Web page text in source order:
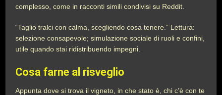
complesso, come in racconti simili condivisi su Reddit.
“Taglio tralci con calma, scegliendo cosa tenere.” Lettura:
selezione consapevole; simulazione sociale di ruoli e confini,
utile quando stai ridistribuendo impegni.
Cosa farne al risveglio
Appunta dove si trova il vigneto, in che stato è, chi c’è con te